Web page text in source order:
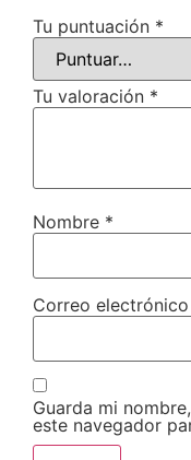
Tu puntuación *
Tu valoración *
Nombre *
Correo electrónico
Guarda mi
este navegador